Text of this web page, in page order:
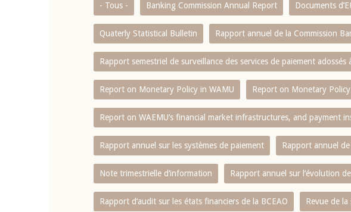
- Tous - Banking Commission Annual Report Documents
Quaterly Statistical Bulletin Rapport annuel de la Commission
Rapport semestriel de surveillance des services de paiement
Report on Monetary Policy in WAMU Report on Monetary
Report on WAEMU’s financial market infrastructures, and payment
Rapport annuel sur les systèmes de paiement Rapport annuel de
Note trimestrielle d‘information Rapport annuel sur l‘évolution
Rapport d‘audit sur les états financiers de la BCEAO Revue de la